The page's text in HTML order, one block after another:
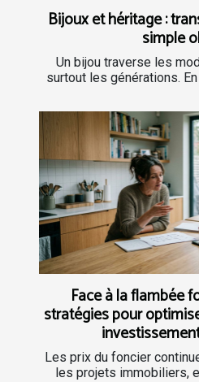
Bijoux et héritage :
simple
Un bijou traverse les
surtout les générations. En
Face à la flambée
stratégies pour
Les prix du foncier
les projets immobiliers,